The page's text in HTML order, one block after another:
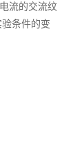
流的交流纹
条件的变